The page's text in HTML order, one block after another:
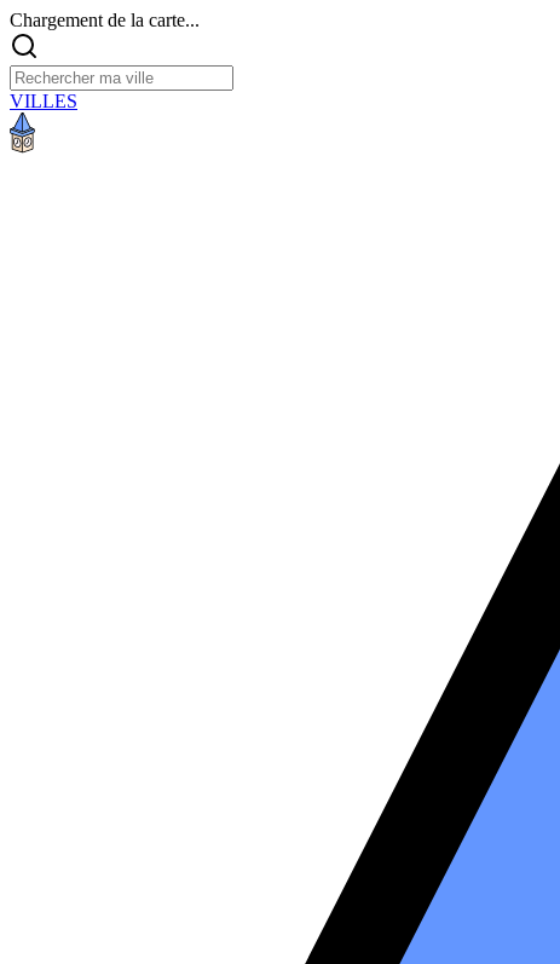
Chargement de la carte...
VILLES